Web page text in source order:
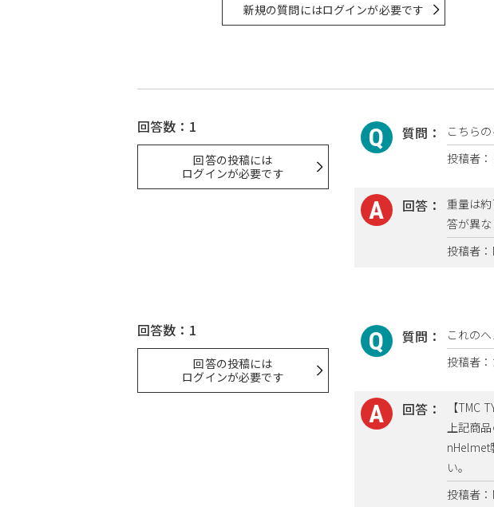
新規の質問にはログインが必要です
回答数：1
回答の投稿には
ログインが必要です
質問：
こちら
投稿者
回答：
重量は
答が異
投稿者：
回答数：1
回答の投稿には
ログインが必要です
質問：
これの
投稿者
回答：
【TMC
上記商
nHelmet
い。
投稿者：